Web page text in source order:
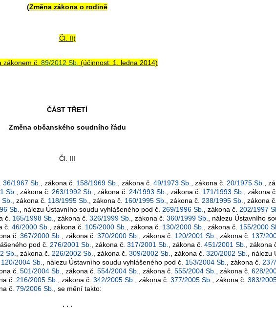
(Změna zákona o rodině
Čl. II)
zákonem č. 89/2012 Sb. (účinnost: 1. ledna 2014)
ČÁST TŘETÍ
Změna občanského soudního řádu
Čl. III
36/1967 Sb. , zákona č. 158/1969 Sb. , zákona č. 49/1973 Sb. , zákona č. 20/1975 Sb. ,
Sb. , zákona č. 263/1992 Sb. , zákona č. 24/1993 Sb. , zákona č. 171/1993 Sb. , zákona č.
, zákona č. 118/1995 Sb. , zákona č. 160/1995 Sb. , zákona č. 238/1995 Sb. , zákona č.
Sb. , nálezu Ústavního soudu vyhlášeného pod č. 269/1996 Sb. , zákona č. 202/1997
č. 165/1998 Sb. , zákona č. 326/1999 Sb. , zákona č. 360/1999 Sb.
, nálezu Ústavního
č. 46/2000 Sb. , zákona č. 105/2000 Sb. , zákona č. 130/2000 Sb. , zákona č. 155/2000
č. 367/2000 Sb. , zákona č. 370/2000 Sb. , zákona č. 120/2001 Sb. , zákona č. 137/
pod č. 276/2001 Sb. , zákona č. 317/2001 Sb. , zákona č. 451/2001 Sb. , zákona
Sb. , zákona č. 226/2002 Sb. , zákona č. 309/2002 Sb. , zákona č. 320/2002 Sb.
,
120/2004 Sb. , nálezu Ústavního soudu vyhlášeného pod č. 153/2004 Sb. , zákona č.
č. 501/2004 Sb. , zákona č. 554/2004 Sb. , zákona č. 555/2004 Sb. , zákona č. 628/
č. 216/2005 Sb. , zákona č. 342/2005 Sb. , zákona č. 377/2005 Sb. , zákona č. 383/
č. 79/2006 Sb.
, se mění takto:
. . .